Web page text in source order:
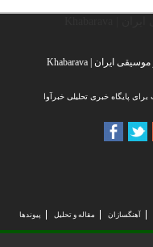
پایگاه خبری تحلیلی خبر آوا | اخبار موسیقی ایران | Khabarava
پایگاه خبری تحلیلی خبرآوا
آهنگسازان مقاله و تحلیل پیوندها